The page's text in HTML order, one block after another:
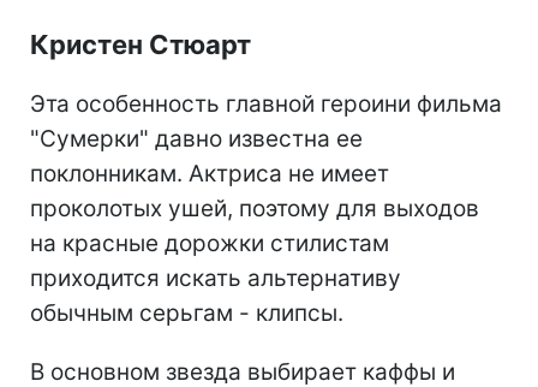
Кристен Стюарт
Эта особенность главной героини фильма
"Сумерки" давно известна ее
поклонникам. Актриса не имеет
проколотых ушей, поэтому для выходов
на красные дорожки стилистам
приходится искать альтернативу
обычным серьгам - клипсы.
В основном звезда выбирает каффы и